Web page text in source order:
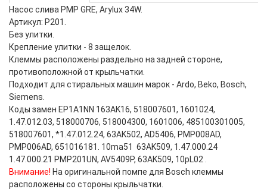
Насос слива PMP GRE, Arylux 34W.
Артикул: P201.
Без улитки.
Крепление улитки - 8 защелок.
Клеммы расположены раздельно на задней стороне,
противоположной от крыльчатки.
Подходит для стиральных машин марок - Ardo, Beko, Bosch,
Siemens.
Коды замен EP1A1NN 163AK16, 518007601, 1601024,
1.47.012.03, 518000706, 518004300, 1601006, 485100301005,
518007601, *1.47.012.24, 63AK502, AD5406, PMP008AD,
PMP006AD, 651016181. 10ma51 63AK509, 1.47.000.24
1.47.000.21 PMP201UN, AV5409P, 63AK509, 10pL02 .
Внимание! На оригинальной помпе для Bosch клеммы
расположены со стороны крыльчатки.